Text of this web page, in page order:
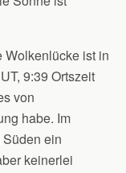
Wolkenlücke ist in
9:39 Ortszeit
von
habe. Im
ein
keinerlei